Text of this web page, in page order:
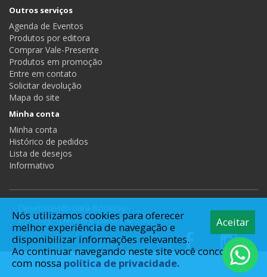
Outros serviços
Agenda de Eventos
Produtos por editora
Comprar Vale-Presente
Produtos em promoção
Entre em contato
Solicitar devolução
Mapa do site
Minha conta
Minha conta
Histórico de pedidos
Lista de desejos
Informativo
Booktoy - Livraria e Editora © 2026
Aceitar
Nós utilizamos cookies para oferecer
melhor experiência de navegação e
disponibilizar informações relevantes.
Ao continuar navegando neste site você concorda
com nossa política de privacidade.